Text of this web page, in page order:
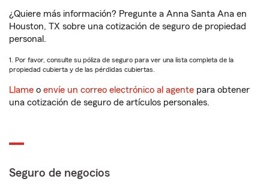
¿Quiere más información? Pregunte a Anna Santa Ana en
Houston, TX sobre una cotización de seguro de propiedad
personal.
1. Por favor, consulte su póliza de seguro para ver una lista completa de la
propiedad cubierta y de las pérdidas cubiertas.
Llame o envíe un correo electrónico al agente para obtener
una cotización de seguro de artículos personales.
Seguro de negocios